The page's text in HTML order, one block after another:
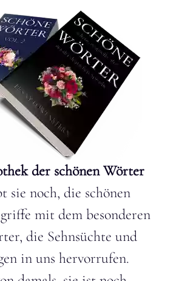
der schönen Wörter
sie noch, die schönen
mit dem besonderen
die Sehnsüchte und
in uns hervorrufen.